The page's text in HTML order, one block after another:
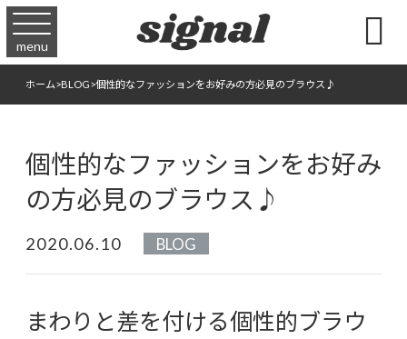
menu 
ホーム>BLOG>個性的なファッションをお好みの方必見のブラウス♪
個性的なファッションをお好み
の方必見のブラウス♪
2020.06.10 BLOG
まわりと差を付ける個性的ブラウ